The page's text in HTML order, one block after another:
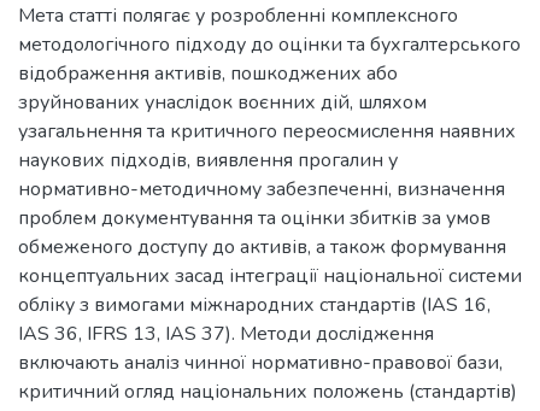
Мета статті полягає у розробленні комплексного
методологічного підходу до оцінки та бухгалтерського
відображення активів, пошкоджених або
зруйнованих унаслідок воєнних дій, шляхом
узагальнення та критичного переосмислення наявних
наукових підходів, виявлення прогалин у
нормативно-методичному забезпеченні, визначення
проблем документування та оцінки збитків за умов
обмеженого доступу до активів, а також формування
концептуальних засад інтеграції національної системи
обліку з вимогами міжнародних стандартів (IAS 16,
IAS 36, IFRS 13, IAS 37). Методи дослідження
включають аналіз чинної нормативно-правової бази,
критичний огляд національних положень (стандартів)